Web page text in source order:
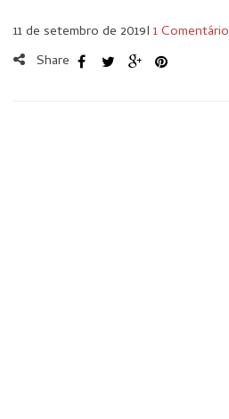
11 de setembro de 2019I 1 Comentário
Share